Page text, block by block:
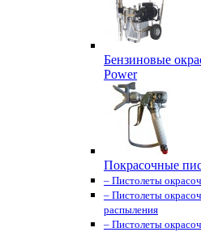
Бензиновые
Power
Покрасочные
– Пистолеты
– Пистолеты
распыления
– Пистолеты